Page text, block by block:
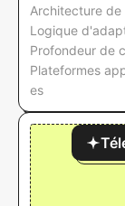
Architecture de
Logique
Profondeur de
Plateformes
es